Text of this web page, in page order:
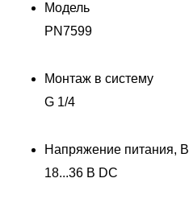
Модель
PN7599
Монтаж в систему
G 1/4
Напряжение питания, В
18...36 В DC